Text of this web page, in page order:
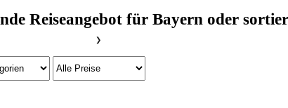
Reiseangebot für Bayern oder
❯